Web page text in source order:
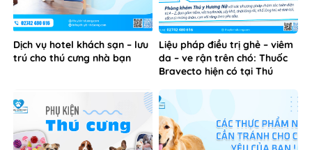
Dịch vụ hotel khách sạn – lưu
trú cho thú cưng nhà bạn
Liệu pháp điều trị ghẻ – viêm
da – ve rận trên chó: Thuốc
Bravecto hiện có tại Thú